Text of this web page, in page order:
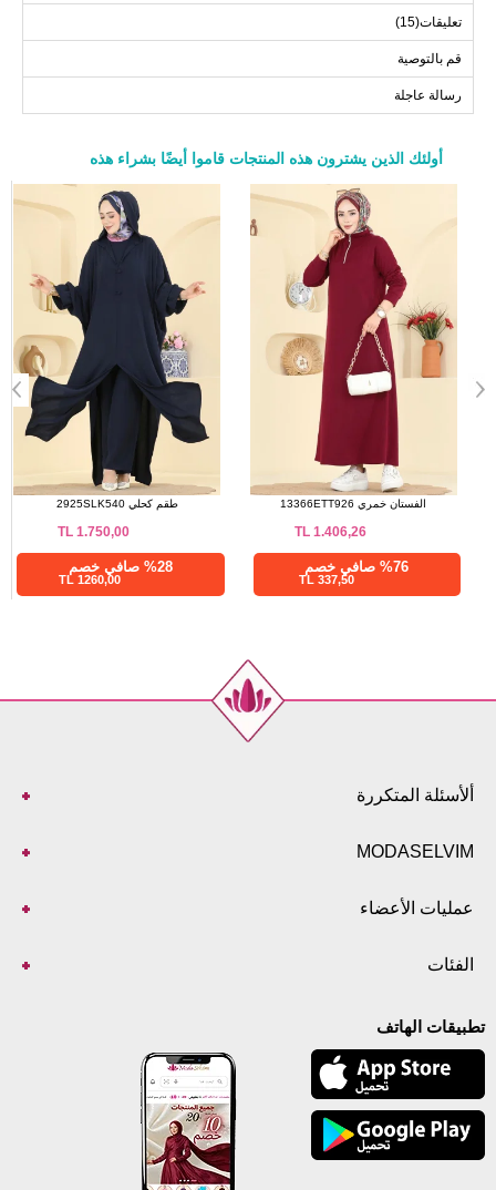
46
116
128
48
118
128
تعليقات(15)
قم بالتوصية
رسالة عاجلة
أولئك الذين يشترون هذه المنتجات قاموا أيضًا بشراء هذه
a>
الفستان خمري 13366ETT926
1.406,26
TL
%76 صافي خصم
337,50 TL
الفستان كحلي 13367ETT926
1.597,93
TL
%76 صافي خصم
383,50 TL
ألأسئلة المتكررة
MODASELVIM
عمليات الأعضاء
الفئات
تطبيقات الهاتف